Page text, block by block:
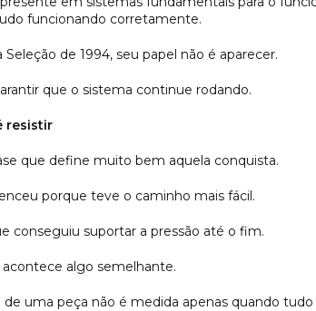
funcionando corretamente.
de 1994, seu papel não é aparecer.
que o sistema continue rodando.
resistir
que define muito bem aquela conquista.
porque teve o caminho mais fácil.
conseguiu suportar a pressão até o fim.
acontece algo semelhante.
de uma peça não é medida apenas quando